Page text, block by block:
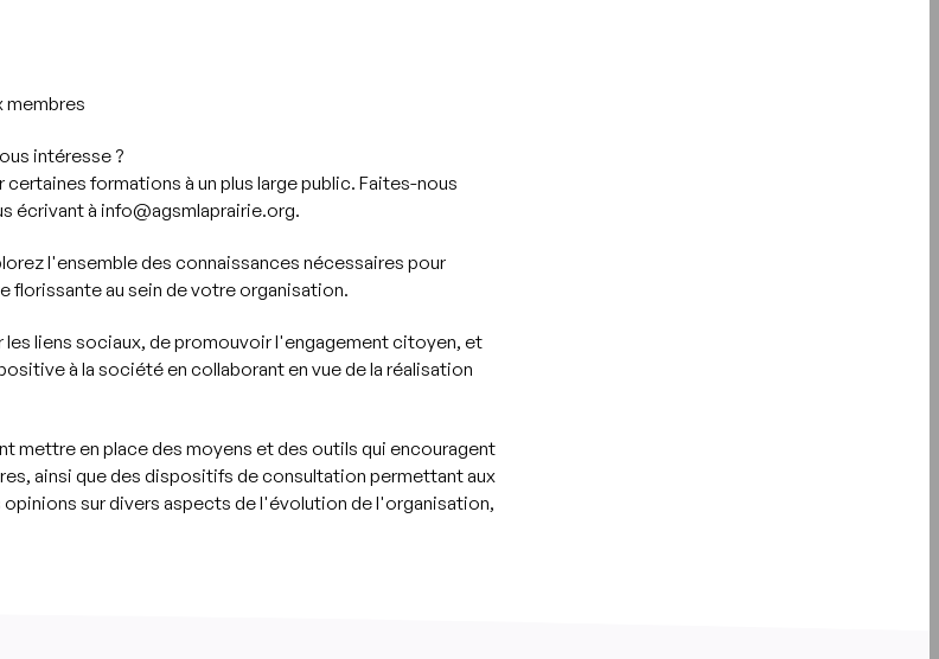
membres
intéresse ?
certaines formations à un plus large public. Faites-nous
écrivant à info@agsmlaprairie.org.
l'ensemble des connaissances nécessaires pour
florissante au sein de votre organisation.
les liens sociaux, de promouvoir l'engagement citoyen, et
à la société en collaborant en vue de la réalisation
mettre en place des moyens et des outils qui encouragent
ainsi que des dispositifs de consultation permettant aux
sur divers aspects de l'évolution de l'organisation,